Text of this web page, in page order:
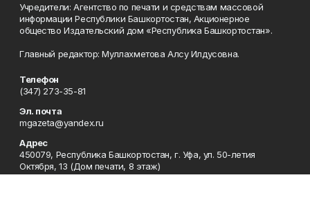
Учредители: Агентство по печати и средствам массовой
информации Республики Башкортостан, Акционерное
общество Издательский дом «Республика Башкортостан».
Главный редактор: Муллахметова Алсу Илдусовна.
Телефон
(347) 273-35-81
Эл. почта
mgazeta@yandex.ru
Адрес
450079, Республика Башкортостан, г. Уфа, ул. 50-летия
Октября, 13 (Дом печати, 8 этаж)